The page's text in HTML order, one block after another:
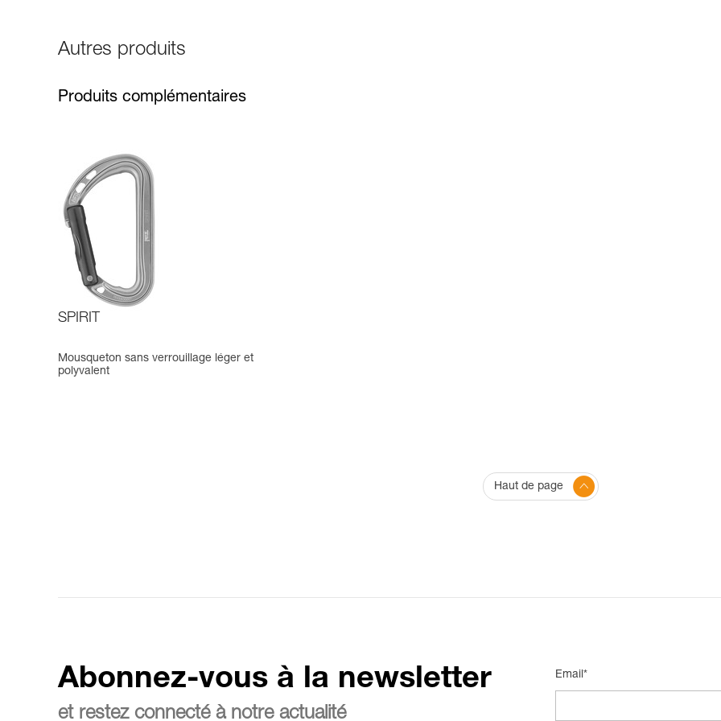
Autres produits
Produits complémentaires
SPIRIT
Mousqueton sans verrouillage léger et
polyvalent
Haut de page
Abonnez-vous à la newsletter
et restez connecté à notre actualité
Email*